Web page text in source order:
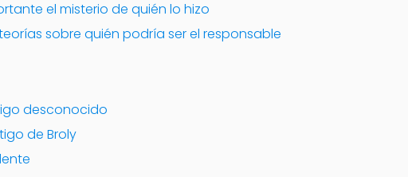
el misterio de quién lo hizo
sobre quién podría ser el responsable
desconocido
de Broly